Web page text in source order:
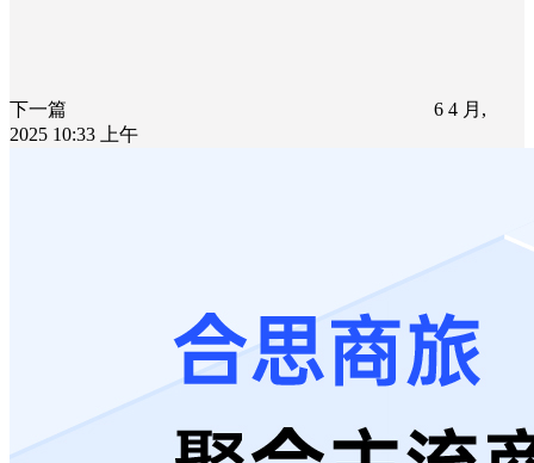
下一篇
6 4 月,
2025 10:33 上午